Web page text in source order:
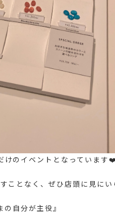
けのイベントとなっています❤️
ことなく、ぜひ店頭に見に
の自分が主役』